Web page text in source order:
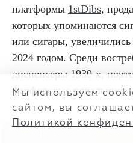
платформы 1stDibs,
которых упоминаются
или сигары,
2024 годом. Среди
диспенсеры 1930-х,
фарфоровые пепельницы
Мы используем
сайтом, вы
Политикой